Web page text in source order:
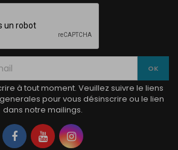
à tout moment. Veuillez suivre le liens
pour vous désinscrire ou le lien
dans notre mailings.
Facebook
YouTubeInstagram